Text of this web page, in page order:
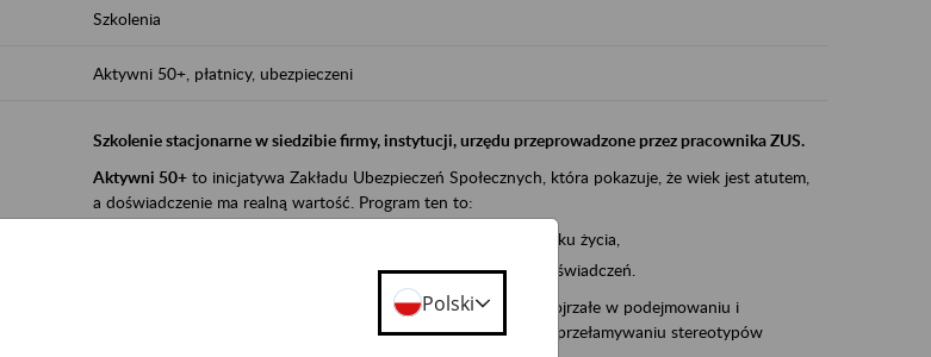
Szkolenia
Aktywni 50+, płatnicy, ubezpieczeni
Szkolenie stacjonarne w siedzibie firmy, instytucji, urzędu przeprowadzone przez pracownika ZUS.
Aktywni 50+to inicjatywa Zakładu Ubezpieczeń Społecznych, która pokazuje, że wiek jest atutem,
a doświadczenie ma realną wartość. Program ten to:
promocja aktywności zawodowej osób po pięćdziesiątym roku życia,
zachęcanie do świadomego planowania kariery i przyszłych świadczeń.
ZUS przez działania informacyjne i edukacyjne wspiera osoby dojrzałe w podejmowaniu i
kontynuowaniu aktywności zawodowej, dbaniu o zdrowie oraz przełamywaniu stereotypów
Polski